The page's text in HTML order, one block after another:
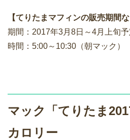
【てりたまマフィンの販売期間な
期間：2017年3月8日～4月上旬予
時間：5:00～10:30（朝マック）
マック「てりたま
カロリー